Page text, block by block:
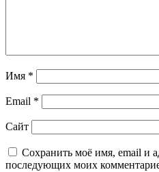
Имя *
Email *
Сайт
Сохранить моё имя, email и
последующих моих